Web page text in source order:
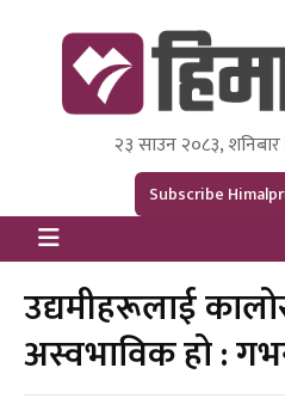
Himal Press
Dot NewsyNepal Media
२३ साउन २०८३,
Subscribe
उद्यमीहरूलाई
अस्वभाविक हो :